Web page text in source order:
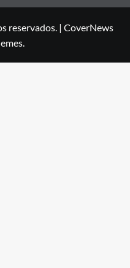
reservados. | CoverNews